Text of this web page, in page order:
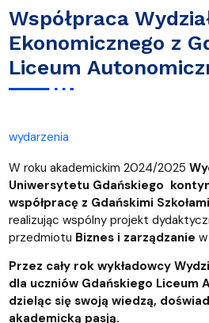
Współpraca
Ekonomicznego z
Liceum
wydarzenia
W roku akademickim 2024/2025
Uniwersytetu Gdańskiego
współpracę z Gdańskimi
realizując wspólny projekt
przedmiotu Biznes i zarządzanie
Przez cały rok wykładowcy
dla uczniów Gdańskiego Liceum
dzieląc się swoją wiedzą,
akademicką pasją.